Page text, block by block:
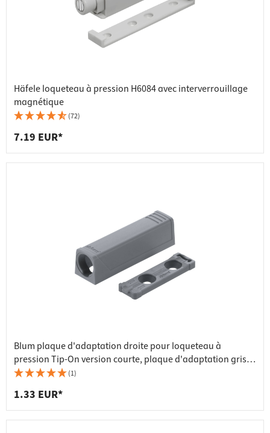
Häfele loqueteau à pression H6084 avec interverrouillage
magnétique
(72)
7.19 EUR*
Blum plaque d'adaptation droite pour loqueteau à
pression Tip-On version courte, plaque d'adaptation gris
platine
(1)
1.33 EUR*